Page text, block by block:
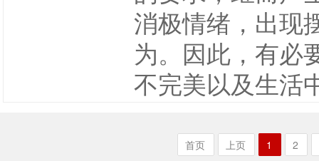
消极情绪，出现
为。因此，有必
不完美以及生活
首页 上页 1 2